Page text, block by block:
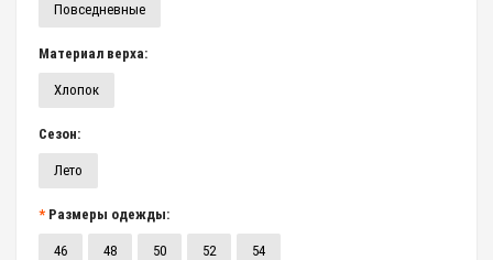
Повседневные
Материал верха:
Хлопок
Сезон:
Лето
Размеры одежды:
46 48 50 52 54